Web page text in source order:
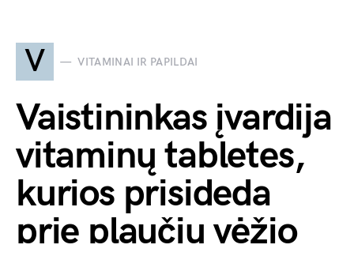
V VITAMINAI IR PAPILDAI
Vaistininkas įvardija
vitaminų tabletes,
kurios prisideda
prie plaučių vėžio